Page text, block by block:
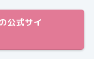
公式サイ